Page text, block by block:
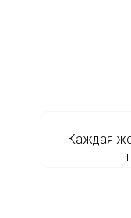
Каждая